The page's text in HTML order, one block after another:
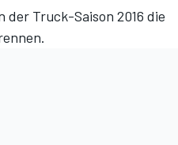
der Truck-Saison 2016 die